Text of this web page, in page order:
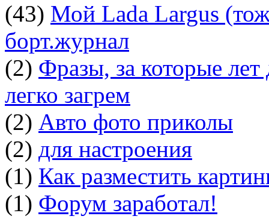
(43) Мой Lada Largus
борт.журнал
(2) Фразы, за которые
легко загрем
(2) Авто фото приколы
(2) для настроения
(1) Как разместить
(1) Форум заработал!